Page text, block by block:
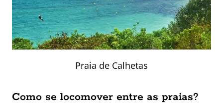
Praia de Calhetas
Como se locomover entre as praias?